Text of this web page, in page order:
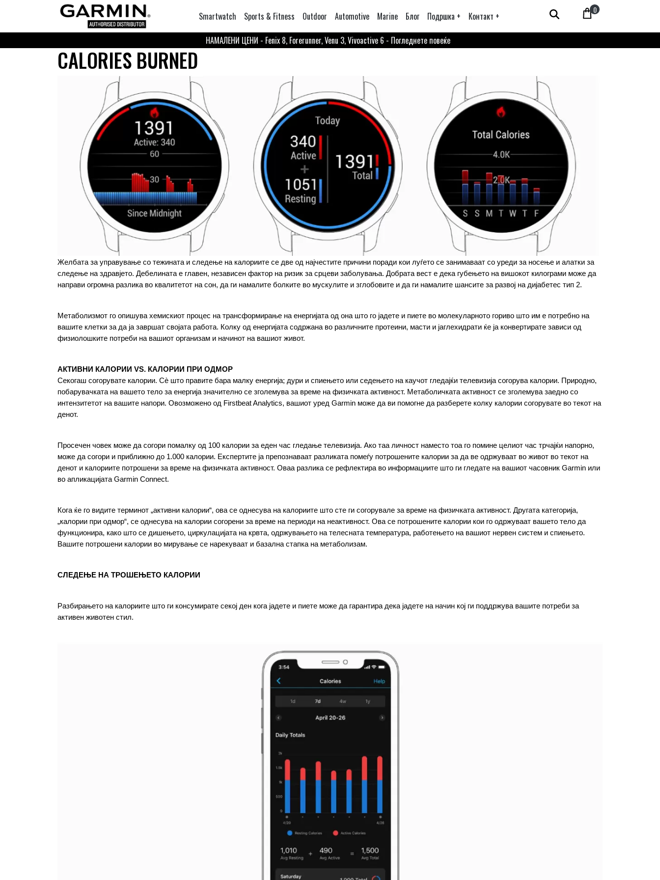
Smartwatch Sports & Fitness Outdoor Automotive Marine Блог Подршка + Контакт +
0
НАМАЛЕНИ ЦЕНИ - Fenix 8, Forerunner, Venu 3, Vivoactive 6 - Погледнете повеќе
CALORIES BURNED
Желбата за управување со тежината и следење на калориите се две од најчестите причини поради кои луѓето се занимаваат со уреди за носење и алатки за
следење на здравјето. Дебелината е главен, независен фактор на ризик за срцеви заболувања. Добрата вест е дека губењето на вишокот килограми може да
направи огромна разлика во квалитетот на сон, да ги намалите болките во мускулите и зглобовите и да ги намалите шансите за развој на дијабетес тип 2.
Метаболизмот го опишува хемискиот процес на трансформирање на енергијата од она што го јадете и пиете во молекуларното гориво што им е потребно на
вашите клетки за да ја завршат својата работа. Колку од енергијата содржана во различните протеини, масти и јаглехидрати ќе ја конвертирате зависи од
физиолошките потреби на вашиот организам и начинот на вашиот живот.
АКТИВНИ КАЛОРИИ VS. КАЛОРИИ ПРИ ОДМОР
Секогаш согорувате калории. Сè што правите бара малку енергија; дури и спиењето или седењето на каучот гледајќи телевизија согорува калории. Природно,
побарувачката на вашето тело за енергија значително се зголемува за време на физичката активност. Метаболичката активност се зголемува заедно со
интензитетот на вашите напори. Овозможено од Firstbeat Analytics, вашиот уред Garmin може да ви помогне да разберете колку калории согорувате во текот на
денот.
Просечен човек може да согори помалку од 100 калории за еден час гледање телевизија. Ако таа личност наместо тоа го помине целиот час трчајќи напорно,
може да согори и приближно до 1.000 калории. Експертите ја препознаваат разликата помеѓу потрошените калории за да ве одржуваат во живот во текот на
денот и калориите потрошени за време на физичката активност. Оваа разлика се рефлектира во информациите што ги гледате на вашиот часовник Garmin или
во апликацијата Garmin Connect.
Кога ќе го видите терминот „активни калории“, ова се однесува на калориите што сте ги согорувале за време на физичката активност. Другата категорија,
„калории при одмор“, се однесува на калории согорени за време на периоди на неактивност. Ова се потрошените калории кои го одржуваат вашето тело да
функционира, како што се дишењето, циркулацијата на крвта, одржувањето на телесната температура, работењето на вашиот нервен систем и спиењето.
Вашите потрошени калории во мирување се нарекуваат и базална стапка на метаболизам.
СЛЕДЕЊЕ НА ТРОШЕЊЕТО КАЛОРИИ
Разбирањето на калориите што ги консумирате секој ден кога јадете и пиете може да гарантира дека јадете на начин кој ги поддржува вашите потреби за
активен животен стил.